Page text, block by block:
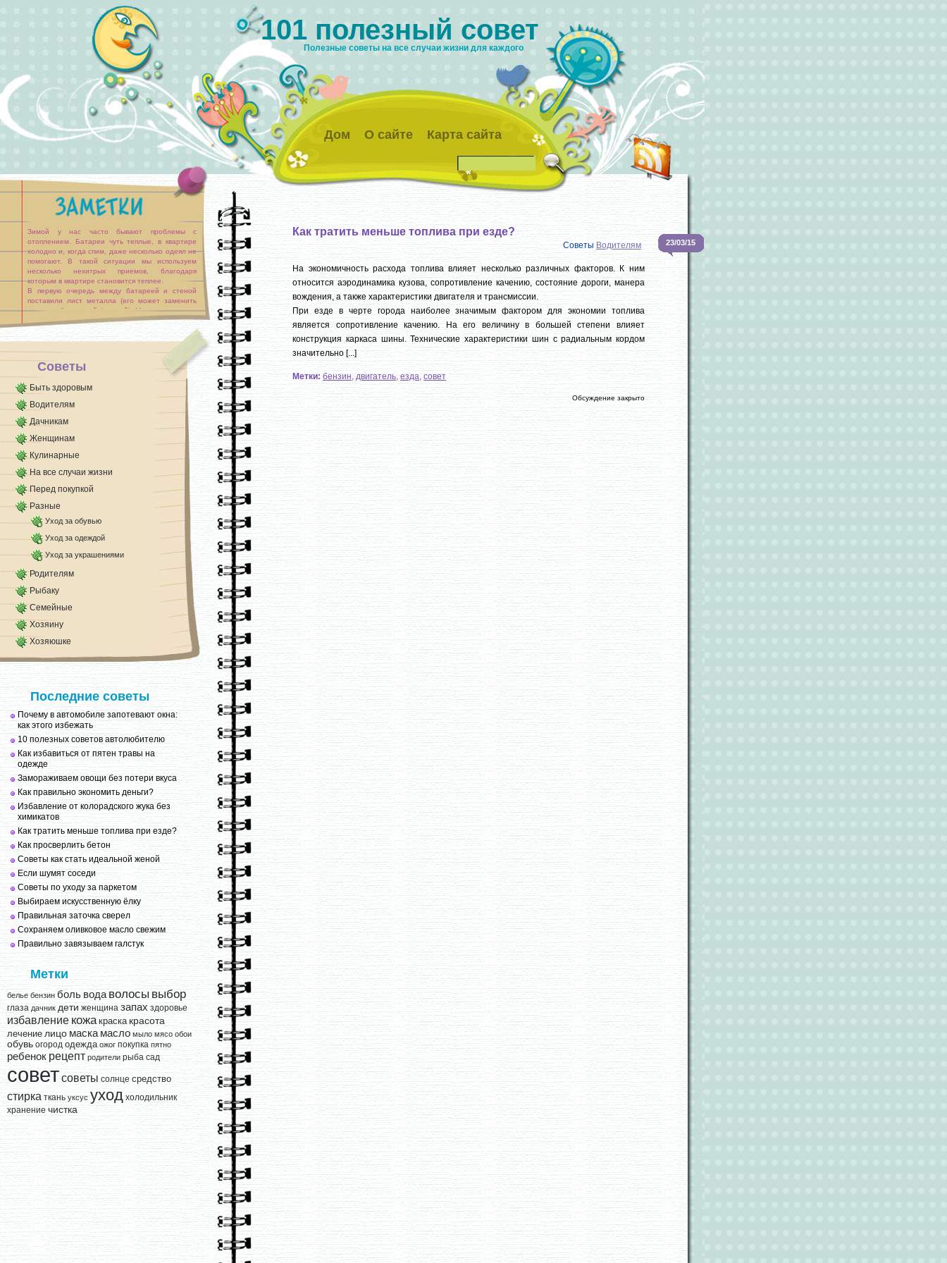
101 полезный совет
Полезные советы на все случаи жизни для каждого
Дом О сайте Карта сайта
Зимой у нас часто бывают проблемы с
отоплением. Батареи чуть теплые, в квартире
холодно и, когда спим, даже несколько одеял не
помогают. В такой ситуации мы используем
несколько нехитрых приемов, благодаря
которым в квартире становится теплее.
В первую очередь между батареей и стеной
поставили лист металла (его может заменить
картон, обклеенный фольгой). Металл отражает
тепло внутрь [...]
Советы
Быть здоровым
Водителям
Дачникам
Женщинам
Кулинарные
На все случаи жизни
Перед покупкой
Разные
Уход за обувью
Уход за одеждой
Уход за украшениями
Родителям
Рыбаку
Семейные
Хозяину
Хозяюшке
Последние советы
Почему в автомобиле запотевают окна:
как этого избежать
10 полезных советов автолюбителю
Как избавиться от пятен травы на
одежде
Замораживаем овощи без потери вкуса
Как правильно экономить деньги?
Избавление от колорадского жука без
химикатов
Как тратить меньше топлива при езде?
Как просверлить бетон
Советы как стать идеальной женой
Если шумят соседи
Советы по уходу за паркетом
Выбираем искусственную ёлку
Правильная заточка сверел
Сохраняем оливковое масло свежим
Правильно завязываем галстук
Метки
белье бензин боль вода волосы выбор
глаза дачник дети женщина запах здоровье
избавление кожа краска красота
лечение лицо маска масло мыло мясо обои
обувь огород одежда ожог покупка пятно
ребенок рецепт родители рыба сад
советсоветы солнце средство
стирка ткань уксус уход холодильник
хранение чистка
Как тратить меньше топлива при езде?
Советы Водителям 23/03/15
На экономичность расхода топлива влияет несколько различных факторов. К ним
относится аэродинамика кузова, сопротивление качению, состояние дороги, манера
вождения, а также характеристики двигателя и трансмиссии.
При езде в черте города наиболее значимым фактором для экономии топлива
является сопротивление качению. На его величину в большей степени влияет
конструкция каркаса шины. Технические характеристики шин с радиальным кордом
значительно [...]
Метки: бензин, двигатель, езда, совет
Обсуждение закрыто